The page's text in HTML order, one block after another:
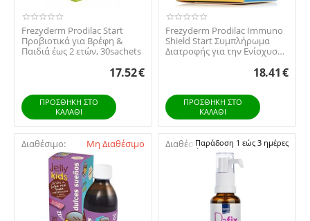
Frezyderm Prodilac Start
Προβιοτικά για Βρέφη &
Παιδιά έως 2 ετών, 30sachets
17.52€
ΠΡΟΣΘΉΚΗ ΣΤΟ
ΚΑΛΆΘΙ
Frezyderm Prodilac Immuno
Shield Start Συμπλήρωμα
Διατροφής για την Ενίσχυση
18.41€
ΠΡΟΣΘΉΚΗ ΣΤΟ
ΚΑΛΆΘΙ
Διαθέσιμο: Μη Διαθέσιμο Διαθέσιμο:Παράδοση 1 εώς 3 ημέρες